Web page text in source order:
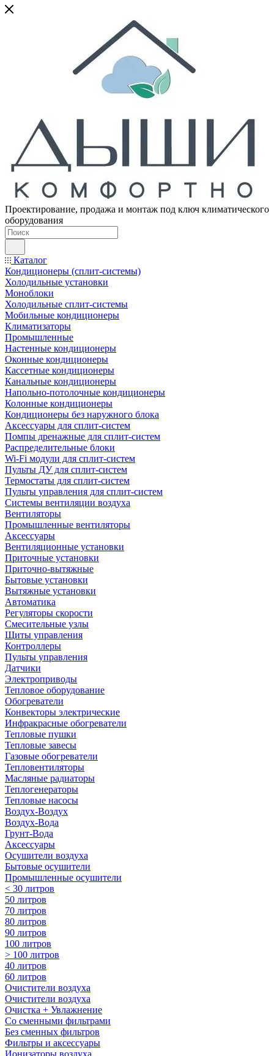
Проектирование, продажа и монтаж под ключ климатического
оборудования
Каталог
Кондиционеры (сплит-системы)
Холодильные установки
Моноблоки
Холодильные сплит-системы
Мобильные кондиционеры
Климатизаторы
Промышленные
Настенные кондиционеры
Оконные кондиционеры
Кассетные кондиционеры
Канальные кондиционеры
Напольно-потолочные кондиционеры
Колонные кондиционеры
Кондиционеры без наружного блока
Аксессуары для сплит-систем
Помпы дренажные для сплит-систем
Распределительные блоки
Wi-Fi модули для сплит-систем
Пульты ДУ для сплит-систем
Термостаты для сплит-систем
Пульты управления для сплит-систем
Системы вентиляции воздуха
Вентиляторы
Промышленные вентиляторы
Аксессуары
Вентиляционные установки
Приточные установки
Приточно-вытяжные
Бытовые установки
Вытяжные установки
Автоматика
Регуляторы скорости
Смесительные узлы
Щиты управления
Контроллеры
Пульты управления
Датчики
Электроприводы
Тепловое оборудование
Обогреватели
Конвекторы электрические
Инфракрасные обогреватели
Тепловые пушки
Тепловые завесы
Газовые обогреватели
Тепловентиляторы
Масляные радиаторы
Теплогенераторы
Тепловые насосы
Воздух-Воздух
Воздух-Вода
Грунт-Вода
Аксессуары
Осушители воздуха
Бытовые осушители
Промышленные осушители
< 30 литров
50 литров
70 литров
80 литров
90 литров
100 литров
> 100 литров
40 литров
60 литров
Очистители воздуха
Очистители воздуха
Очистка + Увлажнение
Cо сменными фильтрами
Без сменных фильтров
Фильтры и аксессуары
Ионизаторы воздуха